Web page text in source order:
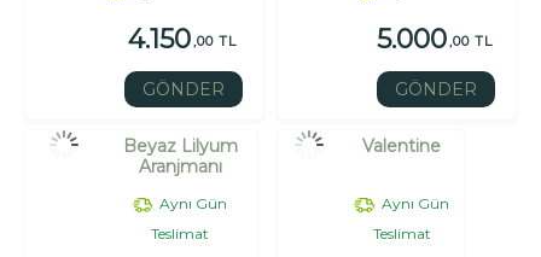
4.150,00 TL
GÖNDER
5.000,00 TL
GÖNDER
Beyaz Lilyum
Aranjmanı
Aynı Gün
Teslimat
Valentine
Aynı Gün
Teslimat